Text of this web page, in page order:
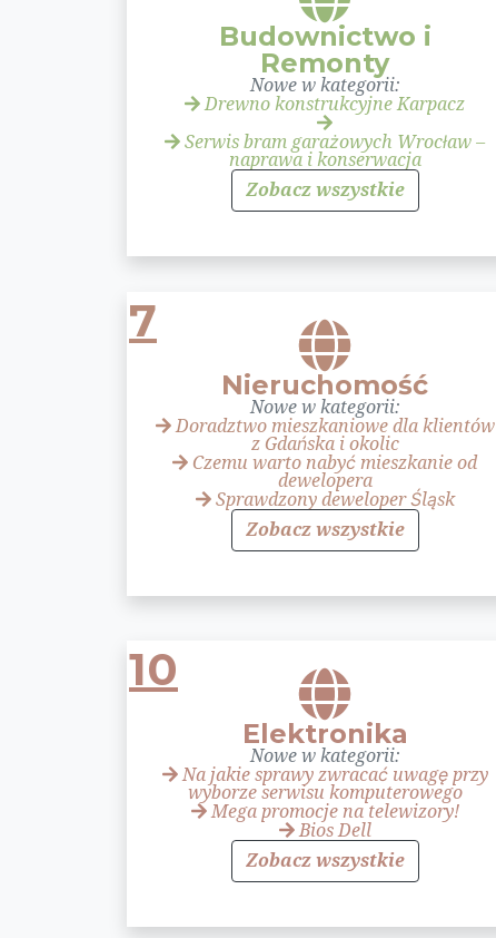
Budownictwo i
Remonty
Nowe w kategorii:
Drewno konstrukcyjne Karpacz
Serwis bram garażowych Wrocław –
naprawa i konserwacja
Zobacz wszystkie
7
Nieruchomość
Nowe w kategorii:
Doradztwo mieszkaniowe dla klientów
z Gdańska i okolic
Czemu warto nabyć mieszkanie od
dewelopera
Sprawdzony deweloper Śląsk
Zobacz wszystkie
10
Elektronika
Nowe w kategorii:
Na jakie sprawy zwracać uwagę przy
wyborze serwisu komputerowego
Mega promocje na telewizory!
Bios Dell
Zobacz wszystkie